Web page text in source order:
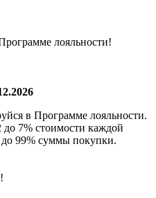
лояльности!
в Программе лояльности.
7% стоимости каждой
99% суммы покупки.